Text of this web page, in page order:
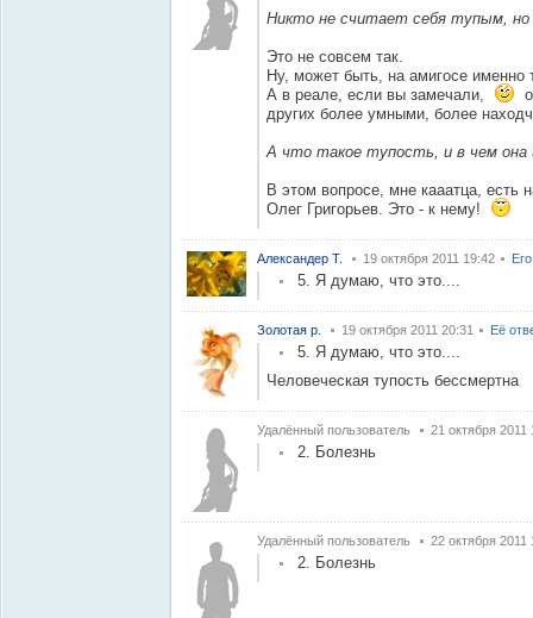
Никто не считает себя тупым, но
Это не совсем так.
Ну, может быть, на амигосе именно
А в реале, если вы замечали,
других более умными, более
А что такое тупость, и в чем она
В этом вопросе, мне кааатца, есть
Олег Григорьев. Это - к нему!
Александер Т. 19 октября 2011 19:42
5. Я думаю, что это....
Золотая р. 19 октября 2011 20:31 Её
5. Я думаю, что это....
Человеческая тупость бессмертна
Удалённый пользователь 21 октября 2011
2. Болезнь
Удалённый пользователь 22 октября 2011
2. Болезнь